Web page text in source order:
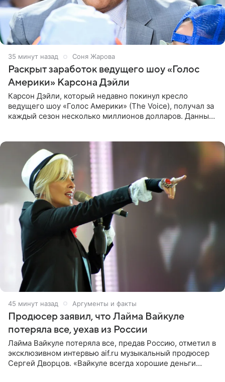
35 минут назад Соня Жарова
Раскрыт заработок ведущего шоу «Голос
Америки» Карсона Дэйли
Карсон Дэйли, который недавно покинул кресло
ведущего шоу «Голос Америки» (The Voice), получал за
каждый сезон несколько миллионов долларов. Данные
45 минут назад Аргументы и факты
Продюсер заявил, что Лайма Вайкуле
потеряла все, уехав из России
Лайма Вайкуле потеряла все, предав Россию, отметил в
эксклюзивном интервью aif.ru музыкальный продюсер
Сергей Дворцов. «Вайкуле всегда хорошие деньги